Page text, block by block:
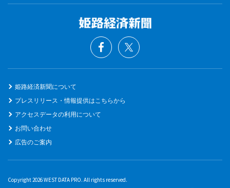
姫路経済新聞について
プレスリリース・情報提供はこちらから
アクセスデータの利用について
お問い合わせ
広告のご案内
Copyright 2026 WEST DATA PRO. All rights reserved.